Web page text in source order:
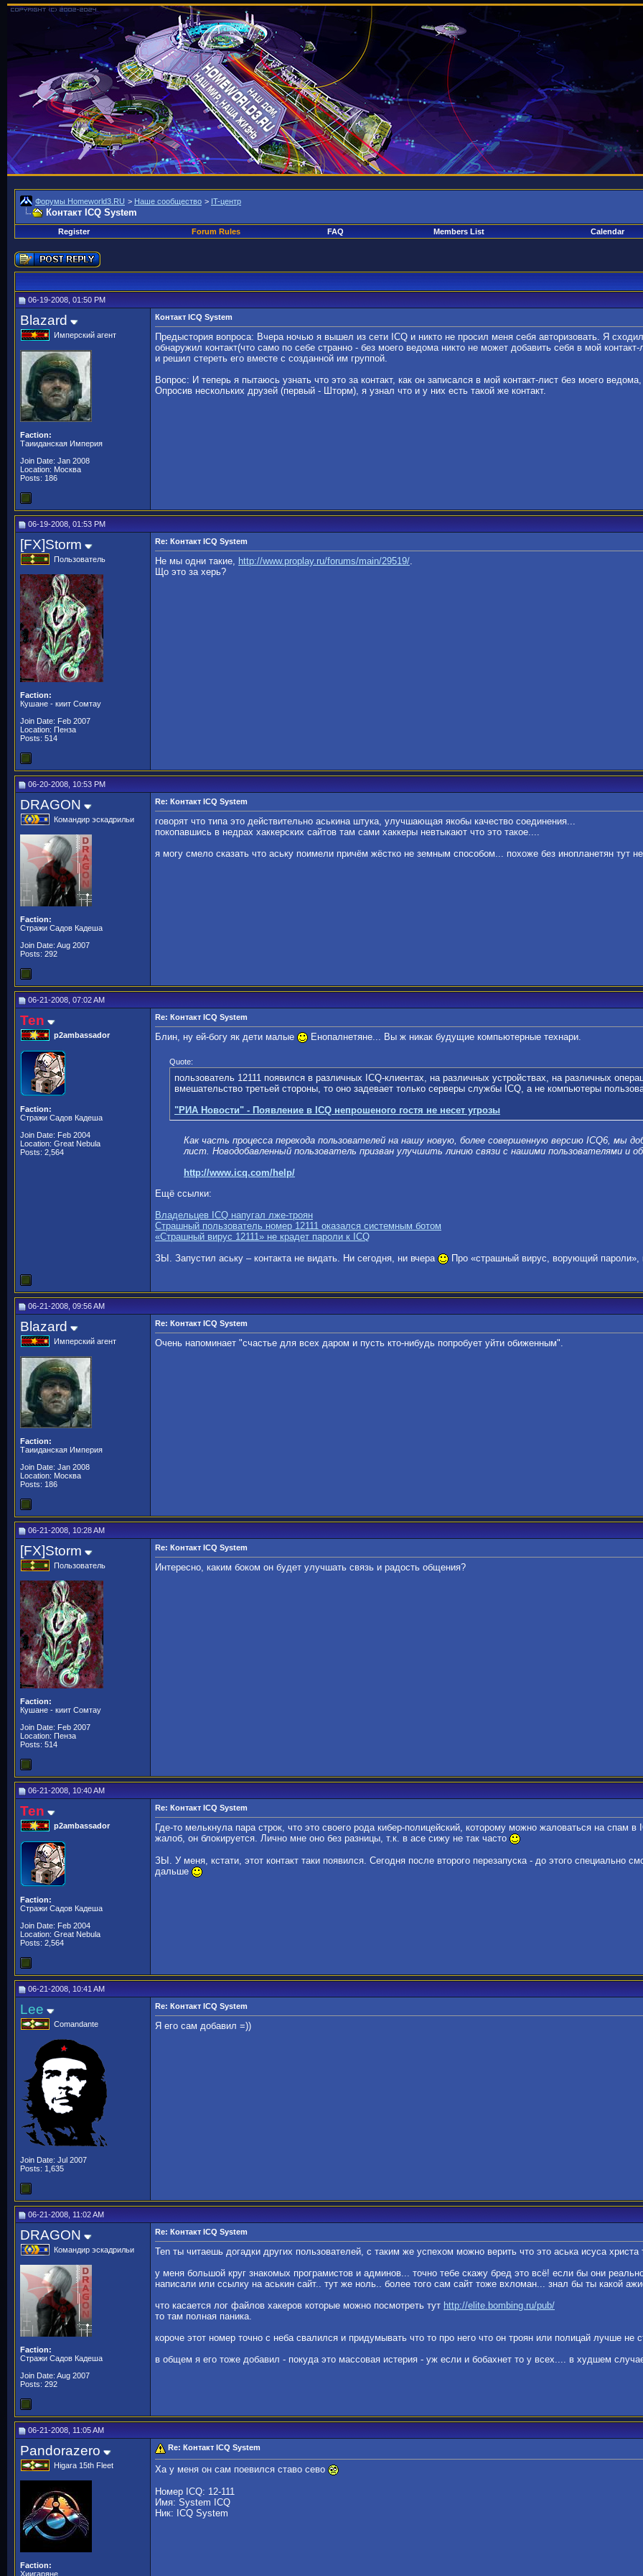
Форумы Homeworld3.RU > Наше сообщество > IT-центр
Контакт ICQ System
Register
Forum Rules FAQ Members List Calendar
06-19-2008, 01:50 PM
Blazard
Имперский агент
Faction:
Таииданская Империя
Join Date: Jan 2008
Location: Москва
Posts: 186
Контакт ICQ System
Предыстория вопроса: Вчера ночью я вышел из сети ICQ и никто не просил меня себя авторизовать. Я
обнаружил контакт(что само по себе странно - без моего ведома никто не может добавить себя в мой
и решил стереть его вместе с созданной им группой.
Вопрос: И теперь я пытаюсь узнать что это за контакт, как он записался в мой контакт-лист без моего
Опросив нескольких друзей (первый - Шторм), я узнал что и у них есть такой же контакт.
06-19-2008, 01:53 PM
[FX]Storm
Пользователь
Faction:
Кушане - киит Сомтау
Join Date: Feb 2007
Location: Пенза
Posts: 514
Re: Контакт ICQ System
Не мы одни такие, http://www.proplay.ru/forums/main/29519/.
Що это за херь?
06-20-2008, 10:53 PM
DRAGON
Командир эскадрильи
Faction:
Стражи Садов Кадеша
Join Date: Aug 2007
Posts: 292
Re: Контакт ICQ System
говорят что типа это действительно аськина штука, улучшающая якобы качество соединения...
покопавшись в недрах хаккерских сайтов там сами хаккеры невтыкают что это такое....
я могу смело сказать что аську поимели причём жёстко не земным способом... похоже без инопланетян тут
06-21-2008, 07:02 AM
Ten
p2ambassador
Faction:
Стражи Садов Кадеша
Join Date: Feb 2004
Location: Great Nebula
Posts: 2,564
Re: Контакт ICQ System
Блин, ну ей-богу як дети малые Енопалнетяне... Вы ж никак будущие компьютерные технари.
Quote:
пользователь 12111 появился в различных ICQ-клиентах, на различных устройствах, на различных
вмешательство третьей стороны, то оно задевает только серверы службы ICQ, а не компьютеры
"РИА Новости" - Появление в ICQ непрошеного гостя не несет угрозы
Как часть процесса перехода пользователей на нашу новую, более совершенную версию ICQ6, мы
лист. Новодобавленный пользователь призван улучшить линию связи с нашими пользователями и
http://www.icq.com/help/
Ещё ссылки:
Владельцев ICQ напугал лже-троян
Страшный пользователь номер 12111 оказался системным ботом
«Страшный вирус 12111» не крадет пароли к ICQ
ЗЫ. Запустил аську – контакта не видать. Ни сегодня, ни вчера
Про «страшный вирус, ворующий
06-21-2008, 09:56 AM
Blazard
Имперский агент
Faction:
Таииданская Империя
Join Date: Jan 2008
Location: Москва
Posts: 186
Re: Контакт ICQ System
Очень напоминает "счастье для всех даром и пусть кто-нибудь попробует уйти обиженным".
06-21-2008, 10:28 AM
[FX]Storm
Пользователь
Faction:
Кушане - киит Сомтау
Join Date: Feb 2007
Location: Пенза
Posts: 514
Re: Контакт ICQ System
Интересно, каким боком он будет улучшать связь и радость общения?
06-21-2008, 10:40 AM
Ten
p2ambassador
Faction:
Стражи Садов Кадеша
Join Date: Feb 2004
Location: Great Nebula
Posts: 2,564
Re: Контакт ICQ System
Где-то мелькнула пара строк, что это своего рода кибер-полицейский, которому можно жаловаться на спам
жалоб, он блокируется. Лично мне оно без разницы, т.к. в асе сижу не так часто
ЗЫ. У меня, кстати, этот контакт таки появился. Сегодня после второго перезапуска - до этого специально
дальше
06-21-2008, 10:41 AM
Lee
Comandante
Join Date: Jul 2007
Posts: 1,635
Re: Контакт ICQ System
Я его сам добавил =))
06-21-2008, 11:02 AM
DRAGON
Командир эскадрильи
Faction:
Стражи Садов Кадеша
Join Date: Aug 2007
Posts: 292
Re: Контакт ICQ System
Ten ты читаешь догадки других пользователей, с таким же успехом можно верить что это аська исуса христа
у меня большой круг знакомых програмистов и админов... точно тебе скажу бред это всё! если бы они
написали или ссылку на аськин сайт.. тут же ноль.. более того сам сайт тоже вхломан... знал бы ты какой
что касается лог файлов хакеров которые можно посмотреть тут http://elite.bombing.ru/pub/
то там полная паника.
короче этот номер точно с неба свалился и придумывать что то про него что он троян или полицай лучше не
в общем я его тоже добавил - покуда это массовая истерия - уж если и бобахнет то у всех.... в худшем
06-21-2008, 11:05 AM
Pandorazero
Higara 15th Fleet
Faction:
Хиигаряне
Re: Контакт ICQ System
Ха у меня он сам поевился ставо сево
Номер ICQ: 12-111
Имя: System ICQ
Ник: ICQ System